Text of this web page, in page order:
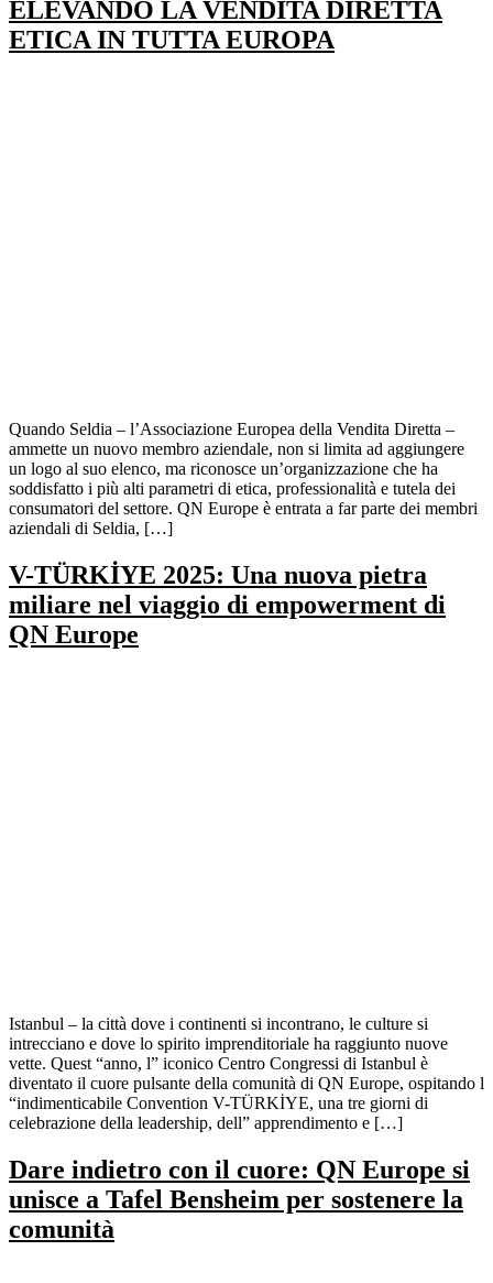
ELEVANDO LA VENDITA DIRETTA
ETICA IN TUTTA EUROPA
Quando Seldia – l’Associazione Europea della Vendita Diretta –
ammette un nuovo membro aziendale, non si limita ad aggiungere
un logo al suo elenco, ma riconosce un’organizzazione che ha
soddisfatto i più alti parametri di etica, professionalità e tutela dei
consumatori del settore. QN Europe è entrata a far parte dei membri
aziendali di Seldia, […]
V-TÜRKİYE 2025: Una nuova pietra
miliare nel viaggio di empowerment di
QN Europe
Istanbul – la città dove i continenti si incontrano, le culture si
intrecciano e dove lo spirito imprenditoriale ha raggiunto nuove
vette. Quest “anno, l” iconico Centro Congressi di Istanbul è
diventato il cuore pulsante della comunità di QN Europe, ospitando l
“indimenticabile Convention V-TÜRKİYE, una tre giorni di
celebrazione della leadership, dell” apprendimento e […]
Dare indietro con il cuore: QN Europe si
unisce a Tafel Bensheim per sostenere la
comunità